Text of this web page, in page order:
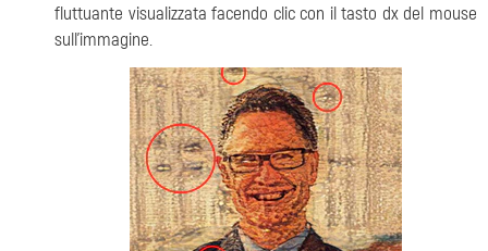
fluttuante visualizzata facendo clic con il tasto dx del mouse
sull'immagine.